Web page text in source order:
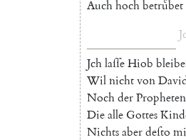
Auchhochbetruͤbet
JchlaſſeHiob
Wilnichtvon
NochderPropheten
Diealle Gottes
Nichtsaberdeſto